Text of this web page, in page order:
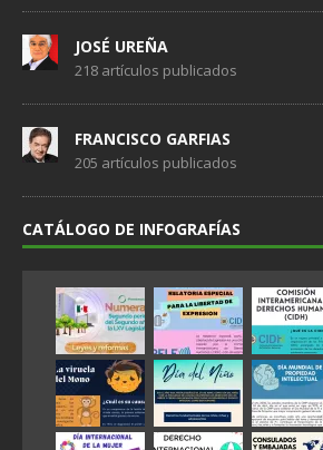
JOSÉ UREÑA
218 artículos publicados
FRANCISCO GARFIAS
205 artículos publicados
CATÁLOGO DE INFOGRAFÍAS